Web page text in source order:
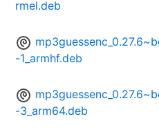
rmel.deb
-1_armhf.deb
-3_arm64.deb